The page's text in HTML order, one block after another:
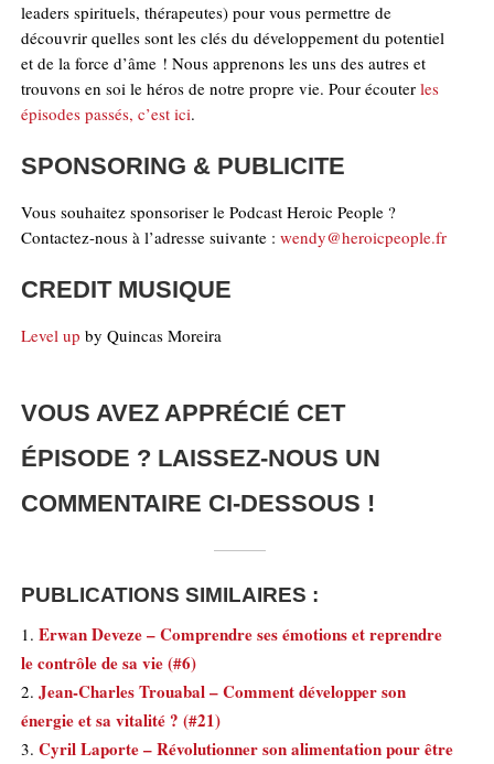
leaders spirituels, thérapeutes) pour vous permettre de
découvrir quelles sont les clés du développement du potentiel
et de la force d’âme ! Nous apprenons les uns des autres et
trouvons en soi le héros de notre propre vie. Pour écouterles
épisodes passés, c’est ici.
SPONSORING & PUBLICITE
Vous souhaitez sponsoriser le Podcast Heroic People ?
Contactez-nous à l’adresse suivante :wendy@heroicpeople.fr
CREDIT MUSIQUE
Level up by Quincas Moreira
VOUS AVEZ APPRÉCIÉ CET
ÉPISODE ? LAISSEZ-NOUS UN
COMMENTAIRE CI-DESSOUS !
PUBLICATIONS SIMILAIRES :
Erwan Deveze – Comprendre ses émotions et reprendre
le contrôle de sa vie (#6)
Jean-Charles Trouabal – Comment développer son
énergie et sa vitalité ? (#21)
Cyril Laporte – Révolutionner son alimentation pour être